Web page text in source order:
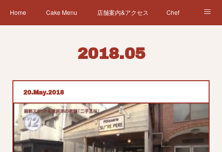
Home Cake Menu 店舗案内&アクセス Chef
2018.05
20 May 2018